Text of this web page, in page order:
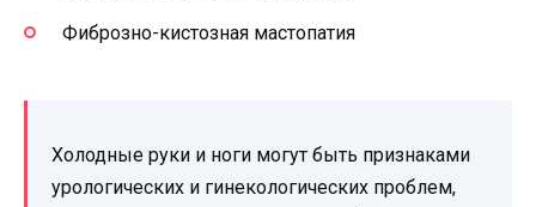
Фиброзно-кистозная мастопатия
Холодные руки и ноги могут быть признаками
урологических и гинекологических проблем,